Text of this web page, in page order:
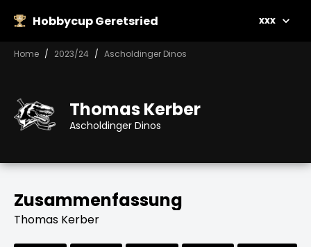
Hobbycup Geretsried xxx
Home 2023/24 Ascholdinger Dinos
Thomas Kerber
Ascholdinger Dinos
Zusammenfassung
Thomas Kerber